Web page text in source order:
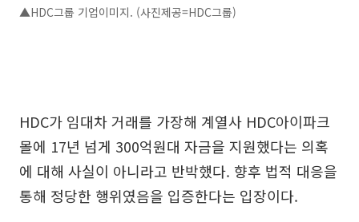
▲HDC그룹 기업이미지. (사진제공=HDC그룹)
HDC가 임대차 거래를 가장해 계열사 HDC아이파크
몰에 17년 넘게 300억원대 자금을 지원했다는 의혹
에 대해 사실이 아니라고 반박했다. 향후 법적 대응을
통해 정당한 행위였음을 입증한다는 입장이다.